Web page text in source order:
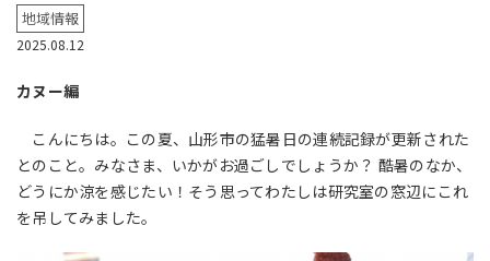
地域情報
2025.08.12
カヌー編
こんにちは。この夏、山形市の猛暑日の連続記録が更新された
とのこと。みなさま、いかがお過ごしでしょうか？ 酷暑のなか、
どうにか涼を感じたい！そう思ってわたしは研究室の窓辺にこれ
を吊してみました。